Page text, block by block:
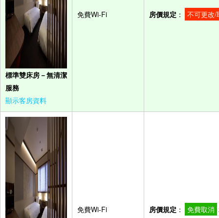
標準雙床房－無清潔
服務
顯示客房資料
免費Wi-Fi 房價規定 ： 不可更改/
免費Wi-Fi 房價規定 ： 免費取消